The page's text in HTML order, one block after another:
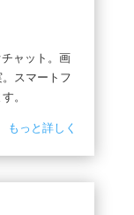
ャット。画
スマートフ
。
もっと詳しく